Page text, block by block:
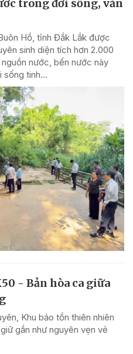
trong đời sống, văn
Hồ, tỉnh Đắk Lắk được
sinh diện tích hơn 2.000
nước, bến nước này
tinh...
- Bản hòa ca giữa
Khu bảo tồn thiên nhiên
gần như nguyên vẹn vẻ